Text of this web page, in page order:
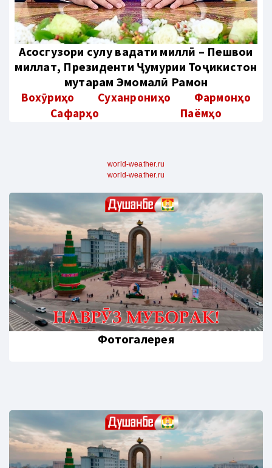
Aсосгузори сулҳу ваҳдати миллӣ – Пешвои
миллат, Президенти Ҷумҳурии Тоҷикистон
муҳтарам Эмомалӣ Раҳмон
Вохӯриҳо Суханрониҳо
Фармонҳо
Сафарҳо
Паёмҳо
world-weather.ru
world-weather.ru
Фотогалерея